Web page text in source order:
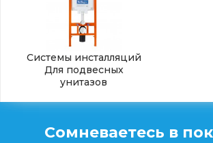
Системы инсталляций
Для подвесных
унитазов
Сомневаетесь в